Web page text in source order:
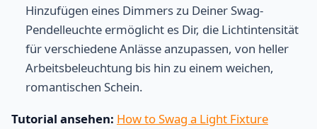
Hinzufügen eines Dimmers zu Deiner Swag-
Pendelleuchte ermöglicht es Dir, die Lichtintensität
für verschiedene Anlässe anzupassen, von heller
Arbeitsbeleuchtung bis hin zu einem weichen,
romantischen Schein.
Tutorial ansehen: How to Swag a Light Fixture